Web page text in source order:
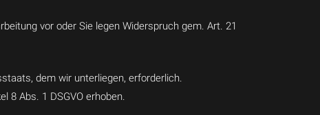
vor oder Sie legen Widerspruch gem. Art. 21
dem wir unterliegen, erforderlich.
8 Abs. 1 DSGVO erhoben.